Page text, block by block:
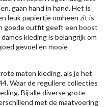
gaan hand in hand. Het is
leuk papiertje omheen zit is
goede outfit geeft een boost
kleding is belangrijk om
gevoel en mooie
maten kleding, als je het
Waar de reguliere collecties
Bij alle diverse grote
met de maatvoering